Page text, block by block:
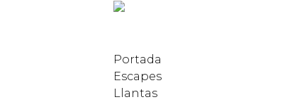
Portada
Escapes
Llantas